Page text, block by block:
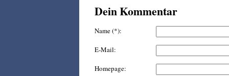
Dein Kommentar
Name (*):
E-Mail:
Homepage: